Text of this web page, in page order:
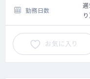
勤務日数
り
お気に入り